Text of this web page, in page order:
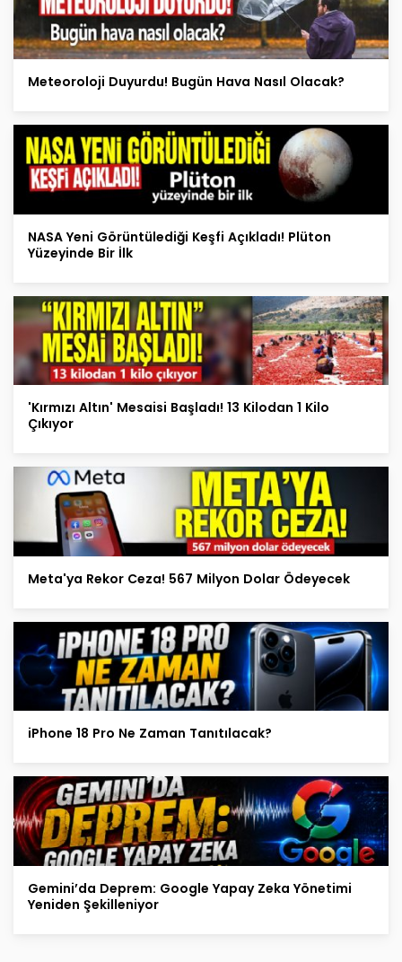
Meteoroloji Duyurdu! Bugün Hava Nasıl Olacak?
NASA Yeni Görüntülediği Keşfi Açıkladı! Plüton
Yüzeyinde Bir İlk
'Kırmızı Altın' Mesaisi Başladı! 13 Kilodan 1 Kilo
Çıkıyor
Meta'ya Rekor Ceza! 567 Milyon Dolar Ödeyecek
iPhone 18 Pro Ne Zaman Tanıtılacak?
Gemini’da Deprem: Google Yapay Zeka Yönetimi
Yeniden Şekilleniyor